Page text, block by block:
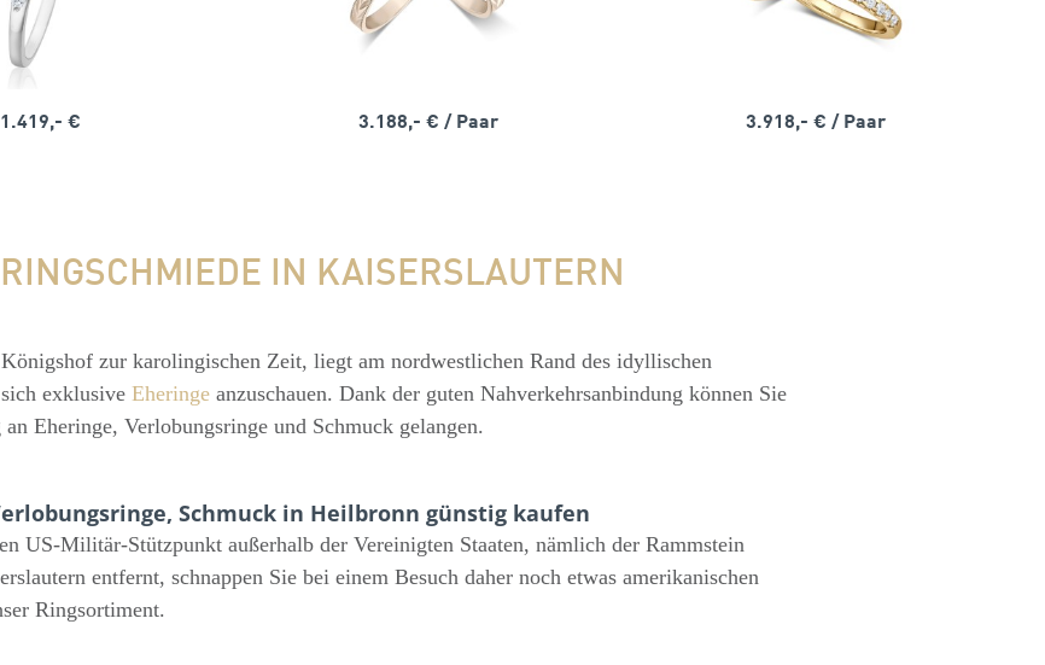
1.419,- € 3.188,- € / Paar 3.918,- € / Paar
IN KAISERSLAUTERN
zur karolingischen Zeit, liegt am nordwestlichen Rand des idyllischen
exklusive Eheringe anzuschauen. Dank der guten Nahverkehrsanbindung können Sie
Eheringe, Verlobungsringe und Schmuck gelangen.
Schmuck in Heilbronn günstig kaufen
US-Militär-Stützpunkt außerhalb der Vereinigten Staaten, nämlich der Rammstein
entfernt, schnappen Sie bei einem Besuch daher noch etwas amerikanischen
Ringsortiment.